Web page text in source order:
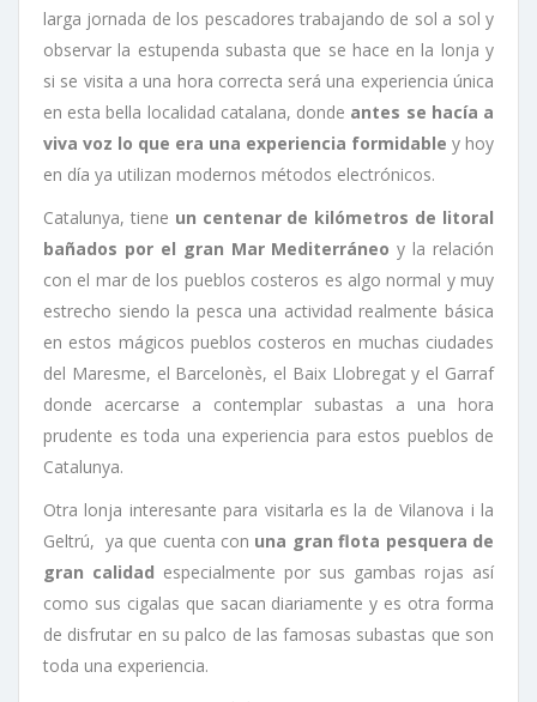
larga jornada de los pescadores trabajando de sol a sol y
observar la estupenda subasta que se hace en la lonja y
si se visita a una hora correcta será una experiencia única
en esta bella localidad catalana, donde antes se hacía a
viva voz lo que era una experiencia formidable y hoy
en día ya utilizan modernos métodos electrónicos.
Catalunya, tiene un centenar de kilómetros de litoral
bañados por el gran Mar Mediterráneo y la relación
con el mar de los pueblos costeros es algo normal y muy
estrecho siendo la pesca una actividad realmente básica
en estos mágicos pueblos costeros en muchas ciudades
del Maresme, el Barcelonès, el Baix Llobregat y el Garraf
donde acercarse a contemplar subastas a una hora
prudente es toda una experiencia para estos pueblos de
Catalunya.
Otra lonja interesante para visitarla es la de Vilanova i la
Geltrú, ya que cuenta con una gran flota pesquera de
gran calidad especialmente por sus gambas rojas así
como sus cigalas que sacan diariamente y es otra forma
de disfrutar en su palco de las famosas subastas que son
toda una experiencia.